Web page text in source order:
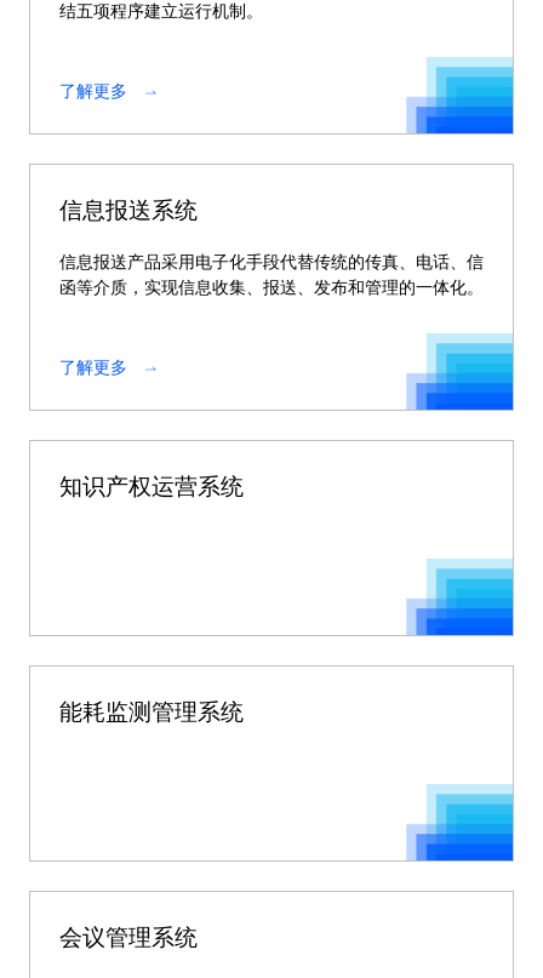
结五项程序建立运行机制。
了解更多
信息报送系统
信息报送产品采用电子化手段代替传统的传真、电话、信
函等介质，实现信息收集、报送、发布和管理的一体化。
了解更多
知识产权运营系统
能耗监测管理系统
会议管理系统